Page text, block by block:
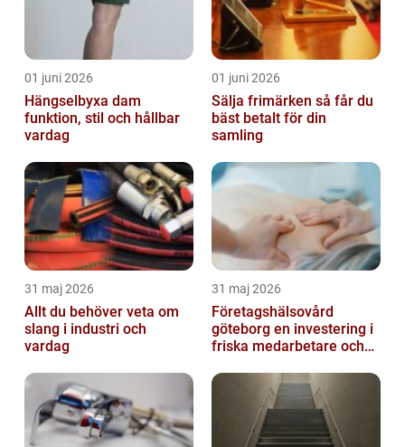
01 juni 2026
Hängselbyxa dam
funktion, stil och hållbar
vardag
01 juni 2026
Sälja frimärken så får du
bäst betalt för din
samling
31 maj 2026
Allt du behöver veta om
slang i industri och
vardag
31 maj 2026
Företagshälsovård
göteborg en investering i
friska medarbetare och